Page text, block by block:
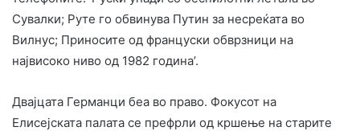
Сувалки; Руте го обвинува Путин за несреќата во
Вилнус; Приносите од француски обврзници на
највисоко ниво од 1982 година’.
Двајцата Германци беа во право. Фокусот на
Елисејската палата се префрли од кршење на старите